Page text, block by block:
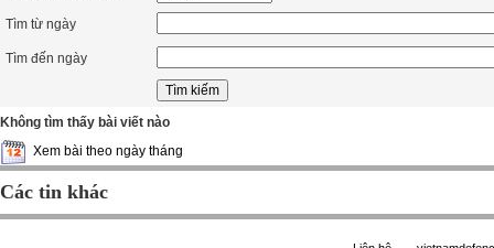
Tìm từ ngày
Tìm đến ngày
Không tìm thấy bài viết nào
Xem bài theo ngày tháng
Các tin khác